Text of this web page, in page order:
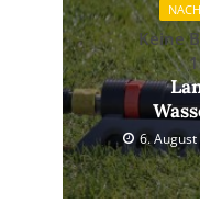
Keine
6. August